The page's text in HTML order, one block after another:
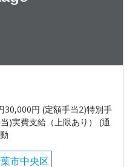
30,000円 (定額手当2)特別手
)実費支給（上限あり） (通
市中央区